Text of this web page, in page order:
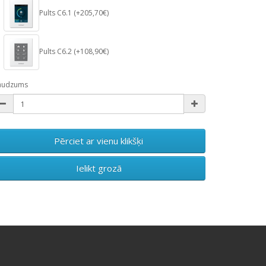
Pults C6.1 (+205,70€)
Pults C6.2 (+108,90€)
Pērciet ar vienu klikšķi
Ielikt grozā